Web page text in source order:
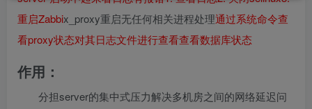
重启Zabbix_proxy重启无任何相关进程处理通过系统命令查
看proxy状态对其日志文件进行查看查看数据库状态
作用：
分担server的集中式压力解决多机房之间的网络延迟问